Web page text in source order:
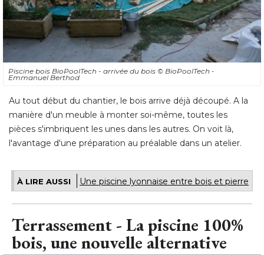
Piscine bois BioPoolTech - arrivée du bois © BioPoolTech -
Emmanuel Berthod
Au tout début du chantier, le bois arrive déjà découpé. A la
manière d'un meuble à monter soi-même, toutes les
pièces s'imbriquent les unes dans les autres. On voit là,
l'avantage d'une préparation au préalable dans un atelier.
À LIRE AUSSI Une piscine lyonnaise entre bois et pierre
Terrassement - La piscine 100%
bois, une nouvelle alternative